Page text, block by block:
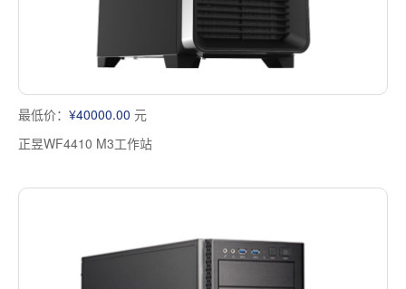
最低价： ¥40000.00 元
正昱WF4410 M3工作站